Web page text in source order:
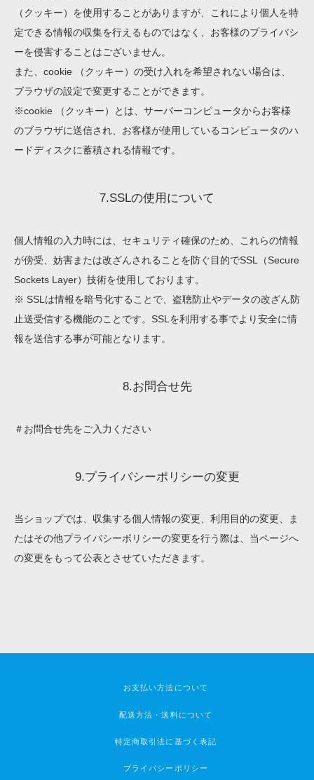
（クッキー）を使用することがありますが、これにより個人を特
定できる情報の収集を行えるものではなく、お客様のプライバシ
ーを侵害することはございません。
また、cookie （クッキー）の受け入れを希望されない場合は、
ブラウザの設定で変更することができます。
※cookie （クッキー）とは、サーバーコンピュータからお客様
のブラウザに送信され、お客様が使用しているコンピュータのハ
ードディスクに蓄積される情報です。
7.SSLの使用について
個人情報の入力時には、セキュリティ確保のため、これらの情報
が傍受、妨害または改ざんされることを防ぐ目的でSSL（Secure
Sockets Layer）技術を使用しております。
※ SSLは情報を暗号化することで、盗聴防止やデータの改ざん防
止送受信する機能のことです。SSLを利用する事でより安全に情
報を送信する事が可能となります。
8.お問合せ先
＃お問合せ先をご入力ください
9.プライバシーポリシーの変更
当ショップでは、収集する個人情報の変更、利用目的の変更、ま
たはその他プライバシーポリシーの変更を行う際は、当ページへ
の変更をもって公表とさせていただきます。
お支払い方法について
配送方法・送料について
特定商取引法に基づく表記
プライバシーポリシー